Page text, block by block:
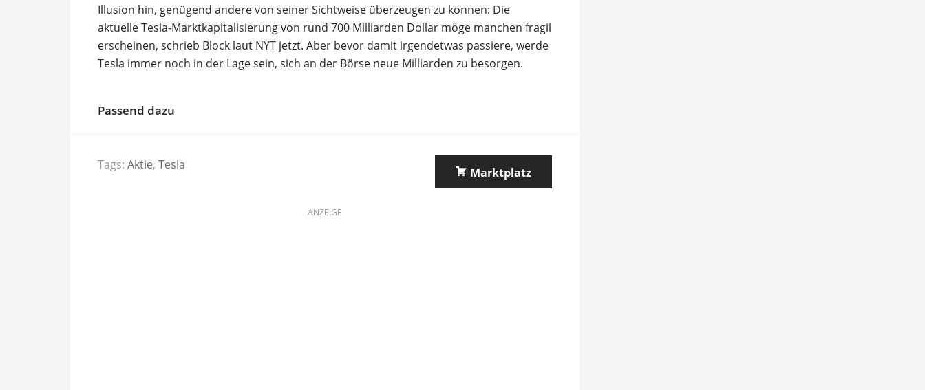
Illusion hin, genügend andere von seiner Sichtweise überzeugen zu können: Die
aktuelle Tesla-Marktkapitalisierung von rund 700 Milliarden Dollar möge manchen fragil
erscheinen, schrieb Block laut NYT jetzt. Aber bevor damit irgendetwas passiere, werde
Tesla immer noch in der Lage sein, sich an der Börse neue Milliarden zu besorgen.
Passend dazu
Tags: Aktie, Tesla
Marktplatz
ANZEIGE